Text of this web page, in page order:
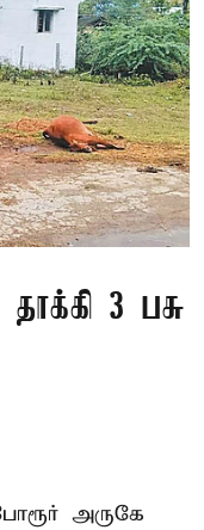
3 பசு
அருகே